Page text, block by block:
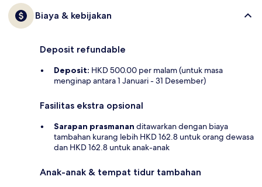
Biaya & kebijakan
Deposit refundable
Deposit: HKD 500.00 per malam (untuk masa
menginap antara 1 Januari - 31 Desember)
Fasilitas ekstra opsional
Sarapan prasmanan ditawarkan dengan biaya
tambahan kurang lebih HKD 162.8 untuk orang dewasa
dan HKD 162.8 untuk anak-anak
Anak-anak & tempat tidur tambahan